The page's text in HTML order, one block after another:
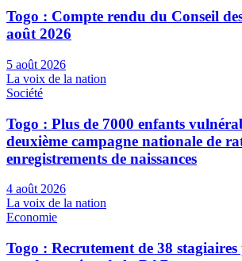
Togo : Compte rendu du Conseil
août 2026
5 août 2026
La voix de la nation
Société
Togo : Plus de 7000 enfants
deuxième campagne nationale de
enregistrements de naissances
4 août 2026
La voix de la nation
Economie
Togo : Recrutement de 38 stagiaires